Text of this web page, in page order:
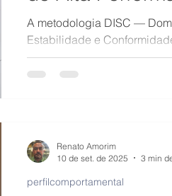
A metodologia DISC —
Estabilidade e
e objetiva sobre como
comunica e reage a desafios.
perfilcomportamental
Renato Amorim
10 de set. de 2025
3 min